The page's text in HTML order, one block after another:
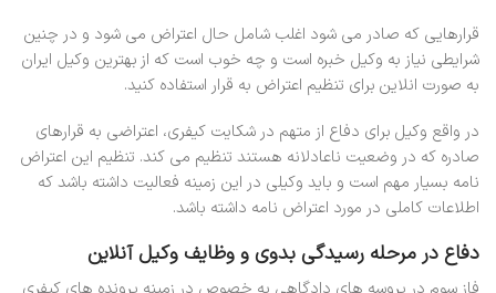
قرارهایی که صادر می شود اغلب شامل حال اعتراض می شود و در چنین
شرایطی نیاز به وکیل خبره است و چه خوب است که از بهترین وکیل ایران
به صورت انلاین برای تنظیم اعتراض به قرار استفاده کنید.
در واقع وکیل برای دفاع از متهم در شکایت کیفری، اعتراضی به قرارهای
صادره که در وضعیت ناعادلانه هستند تنظیم می کند. تنظیم این اعتراض
نامه بسیار مهم است و باید وکیلی در این زمینه فعالیت داشته باشد که
اطلاعات کاملی در مورد اعتراض نامه داشته باشد.
دفاع در مرحله رسیدگی بدوی و وظایف وکیل آنلاین